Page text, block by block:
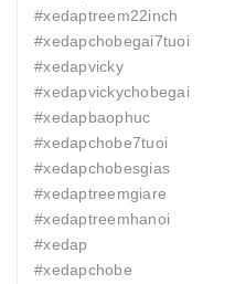
#xedaptreem22inch
#xedapchobegai7tuoi
#xedapvicky
#xedapvickychobegai
#xedapbaophuc
#xedapchobe7tuoi
#xedapchobesgias
#xedaptreemgiare
#xedaptreemhanoi
#xedap
#xedapchobe